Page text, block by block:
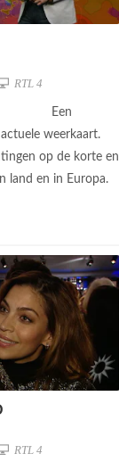
RTL 4
Een
weerkaart.
op de korte en
land en in Europa.
RTL 4